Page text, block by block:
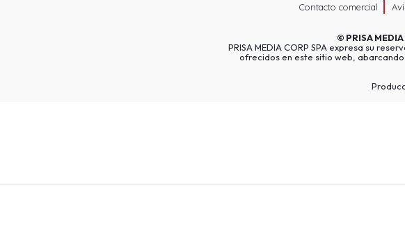
Contacto comercial
© PRISA
PRISA MEDIA CORP SPA expresa su
ofrecidos en este sitio web,